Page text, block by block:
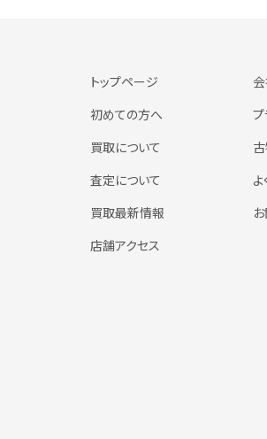
トップページ
初めての方へ
買取について
査定について
買取最新情報
店舗アクセス
プ